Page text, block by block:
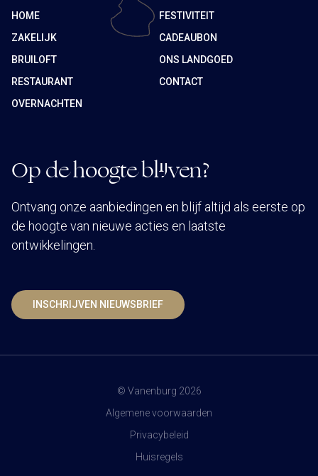
HOME
FESTIVITEIT
ZAKELIJK
CADEAUBON
BRUILOFT
ONS LANDGOED
RESTAURANT
CONTACT
OVERNACHTEN
Op de hoogte blijven?
Ontvang onze aanbiedingen en blijf altijd als eerste op
de hoogte van nieuwe acties en laatste
ontwikkelingen.
INSCHRIJVEN NIEUWSBRIEF
© Vanenburg 2026
Algemene voorwaarden
Privacybeleid
Huisregels